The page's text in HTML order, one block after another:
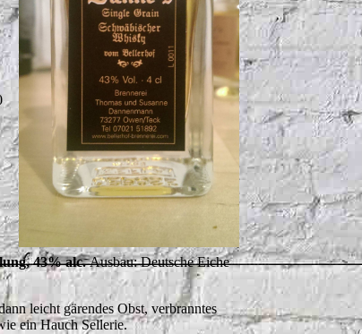
43% alc.Ausbau: Deutsche Eiche
leicht gärendes Obst, verbranntes
ein Hauch Sellerie.